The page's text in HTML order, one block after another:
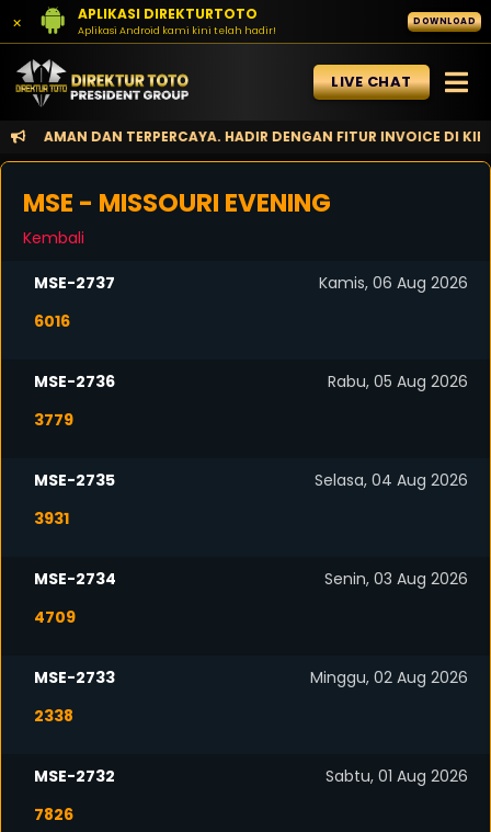
× APLIKASI DIREKTURTOTO
Aplikasi Android kami kini telah hadir!
DOWNLOAD
LIVE CHAT
DAN TERPERCAYA. HADIR DENGAN FITUR INVOICE DI KIRIM
MSE - MISSOURI EVENING
Kembali
MSE-2737
Kamis, 06 Aug 2026
6016
MSE-2736
Rabu, 05 Aug 2026
3779
MSE-2735
Selasa, 04 Aug 2026
3931
MSE-2734
Senin, 03 Aug 2026
4709
MSE-2733
Minggu, 02 Aug 2026
2338
MSE-2732
Sabtu, 01 Aug 2026
7826